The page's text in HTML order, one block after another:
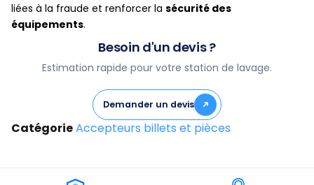
liées à la fraude et renforcer la sécurité des
équipements.
Besoin d'un devis ?
Estimation rapide pour votre station de lavage.
Demander un devis
CatégorieAccepteurs billets et pièces